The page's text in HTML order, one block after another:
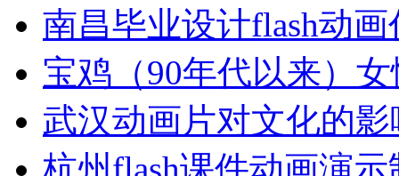
南昌毕业设计flash动
宝鸡（90年代以来）
武汉动画片对文化的影
杭州flash课件动画演